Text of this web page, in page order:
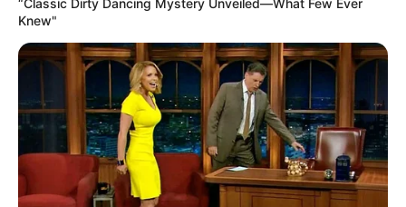
Quermania folgen: Impressum & Kontakt
Smartphone Startseite
Suchen:
“Classic Dirty Dancing Mystery Unveiled—What Few Ever
Knew"